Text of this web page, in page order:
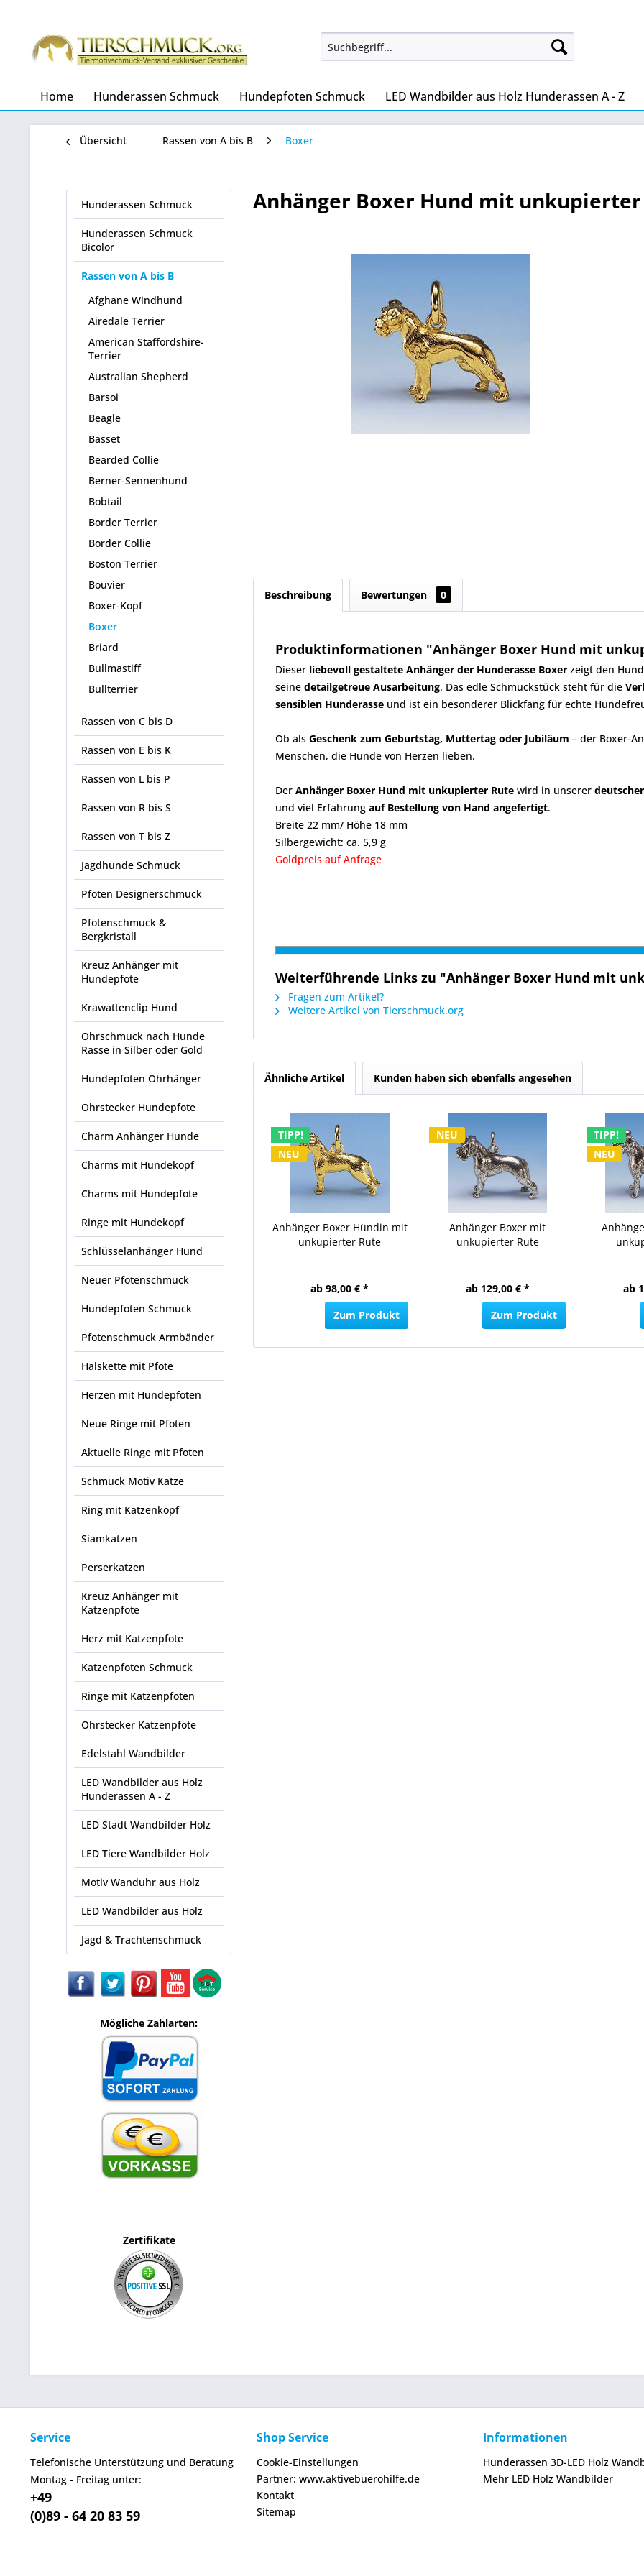
Home Hunderassen Schmuck Hundepfoten Schmuck LED Wandbilder aus Holz Hunderassen A - Z
Übersicht Rassen von A bis B Boxer
Hunderassen Schmuck
Hunderassen Schmuck
Bicolor
Rassen von A bis B
Afghane Windhund
Airedale Terrier
American Staffordshire-
Terrier
Australian Shepherd
Barsoi
Beagle
Basset
Bearded Collie
Berner-Sennenhund
Bobtail
Border Terrier
Border Collie
Boston Terrier
Bouvier
Boxer-Kopf
Boxer
Briard
Bullmastiff
Bullterrier
Rassen von C bis D
Rassen von E bis K
Rassen von L bis P
Rassen von R bis S
Rassen von T bis Z
Jagdhunde Schmuck
Pfoten Designerschmuck
Pfotenschmuck &
Bergkristall
Kreuz Anhänger mit
Hundepfote
Krawattenclip Hund
Ohrschmuck nach Hunde
Rasse in Silber oder Gold
Hundepfoten Ohrhänger
Ohrstecker Hundepfote
Charm Anhänger Hunde
Charms mit Hundekopf
Charms mit Hundepfote
Ringe mit Hundekopf
Schlüsselanhänger Hund
Neuer Pfotenschmuck
Hundepfoten Schmuck
Pfotenschmuck Armbänder
Halskette mit Pfote
Herzen mit Hundepfoten
Neue Ringe mit Pfoten
Aktuelle Ringe mit Pfoten
Schmuck Motiv Katze
Ring mit Katzenkopf
Siamkatzen
Perserkatzen
Kreuz Anhänger mit
Katzenpfote
Herz mit Katzenpfote
Katzenpfoten Schmuck
Ringe mit Katzenpfoten
Ohrstecker Katzenpfote
Edelstahl Wandbilder
LED Wandbilder aus Holz
Hunderassen A - Z
LED Stadt Wandbilder Holz
LED Tiere Wandbilder Holz
Motiv Wanduhr aus Holz
LED Wandbilder aus Holz
Jagd & Trachtenschmuck
Mögliche Zahlarten:
Zertifikate
Anhänger Boxer Hund mit unkupierter
Beschreibung Bewertungen 0
Produktinformationen "Anhänger Boxer Hund mit
Dieser liebevoll gestaltete Anhänger der Hunderasse Boxer zeigt den
seine detailgetreue Ausarbeitung. Das edle Schmuckstück steht für die
sensiblen Hunderasse und ist ein besonderer Blickfang für echte
Ob als Geschenk zum Geburtstag, Muttertag oder Jubiläum – der Boxer-
Menschen, die Hunde von Herzen lieben.
Der Anhänger Boxer Hund mit unkupierter Rute wird in unserer
und viel Erfahrung auf Bestellung von Hand angefertigt.
Breite 22 mm/ Höhe 18 mm
Silbergewicht: ca. 5,9 g
Goldpreis auf Anfrage
Weiterführende Links zu "Anhänger Boxer Hund mit
Fragen zum Artikel?
Weitere Artikel von Tierschmuck.org
Ähnliche Artikel Kunden haben sich ebenfalls angesehen
TIPP!
NEU
Anhänger Boxer Hündin mit
unkupierter Rute
ab 98,00 € *
Zum Produkt
NEU
Anhänger Boxer mit
unkupierter Rute
ab 129,00 € *
Zum Produkt
TIPP!
NEU
ab
Service
Telefonische Unterstützung und Beratung
Montag - Freitag unter:
+49
(0)89 - 64 20 83 59
Shop Service
Cookie-Einstellungen
Partner: www.aktivebuerohilfe.de
Kontakt
Sitemap
Informationen
Hunderassen 3D-LED Holz
Mehr LED Holz Wandbilder